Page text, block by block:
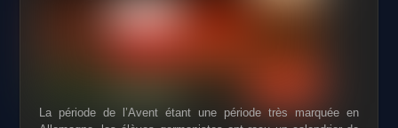
La période de l’Avent étant une période très marquée en